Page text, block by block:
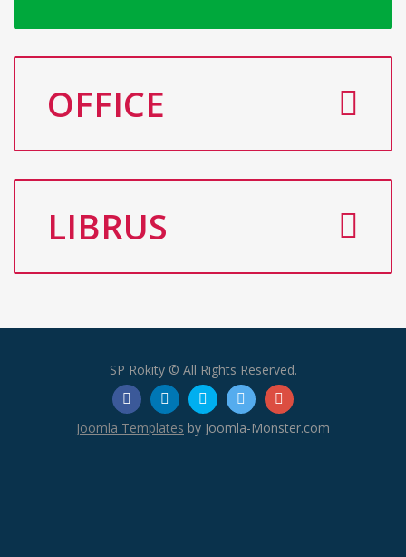
OFFICE
LIBRUS
SP Rokity © All Rights Reserved.
Joomla Templates by Joomla-Monster.com